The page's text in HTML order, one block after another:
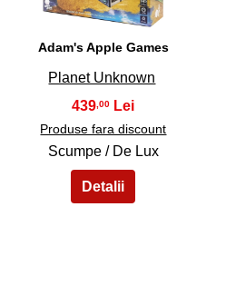
Adam's Apple Games
Planet Unknown
439 ,00
Produse fara discount
Scumpe / De Lux